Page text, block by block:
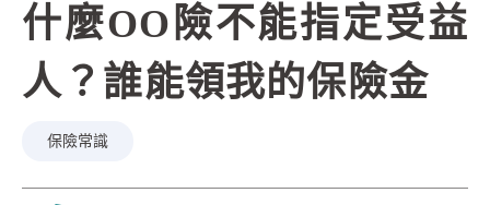
什麼OO險不能指定受益
人？誰能領我的保險金
保險常識